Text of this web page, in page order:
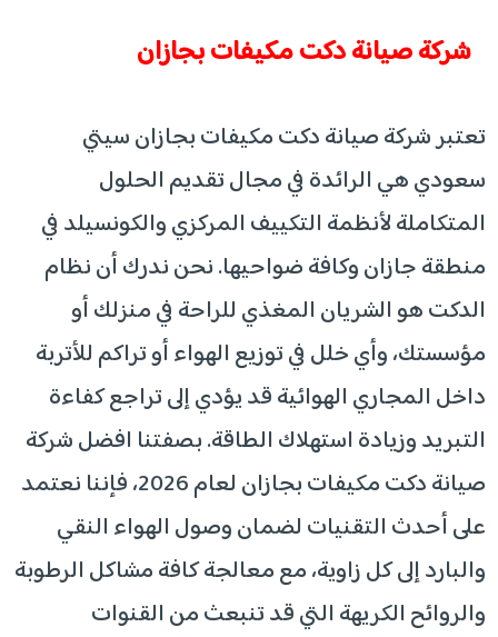
شركة صيانة دكت مكيفات بجازان
تعتبر شركة صيانة دكت مكيفات بجازان سيتي
سعودي هي الرائدة في مجال تقديم الحلول
المتكاملة لأنظمة التكييف المركزي والكونسيلد في
منطقة جازان وكافة ضواحيها. نحن ندرك أن نظام
الدكت هو الشريان المغذي للراحة في منزلك أو
مؤسستك، وأي خلل في توزيع الهواء أو تراكم للأتربة
داخل المجاري الهوائية قد يؤدي إلى تراجع كفاءة
التبريد وزيادة استهلاك الطاقة. بصفتنا افضل شركة
صيانة دكت مكيفات بجازان لعام 2026، فإننا نعتمد
على أحدث التقنيات لضمان وصول الهواء النقي
والبارد إلى كل زاوية، مع معالجة كافة مشاكل الرطوبة
والروائح الكريهة التي قد تنبعث من القنوات